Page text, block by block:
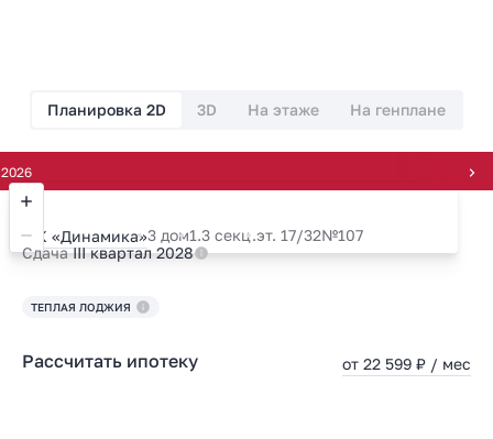
Планировка 2D 3D На этаже На генплане
ЖК «Динамика»3 дом1.3 секц.эт. 17/32№107
СдачаIII квартал 2028
ТЕПЛАЯ ЛОДЖИЯ
Рассчитать ипотеку от 22 599 ₽ / мес